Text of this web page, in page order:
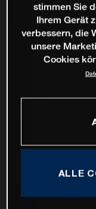
stimmen Sie
Ihrem Gerät
verbessern, die
unsere
Cookies
ALLE